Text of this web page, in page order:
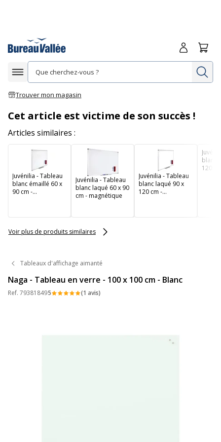
Afficher la navigation
Trouver mon magasin
Me
Cet article est victime de son succès !
Articles similaires :
Juvénilia - Tableau
blanc émaillé 60 x
90 cm -
Juvénilia - Tableau
blanc laqué 60 x 90
cm - magnétique
Juvénilia - Tableau
blanc laqué 90 x
120 cm -
blanc
120
Voir plus de produits similaires
Tableaux d'affichage aimanté
Naga - Tableau en verre - 100 x 100 cm - Blanc
Ref. 793818495 (1 avis)